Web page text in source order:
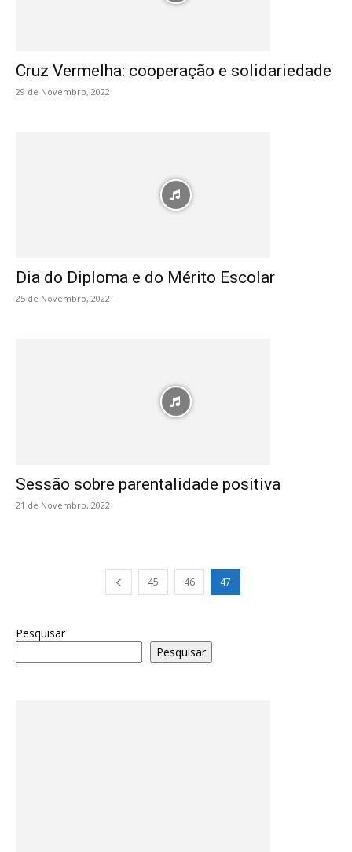
Cruz Vermelha: cooperação e solidariedade
29 de Novembro, 2022
Dia do Diploma e do Mérito Escolar
25 de Novembro, 2022
Sessão sobre parentalidade positiva
21 de Novembro, 2022
45 46 47
Pesquisar
Pesquisar